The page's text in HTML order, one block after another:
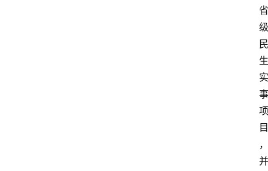
省
级
民
生
实
事
项
目
，
并